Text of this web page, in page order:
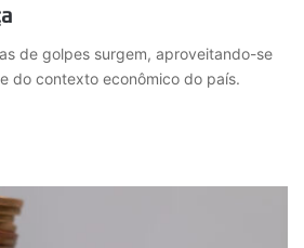
de golpes surgem, aproveitando-se
do contexto econômico do país.